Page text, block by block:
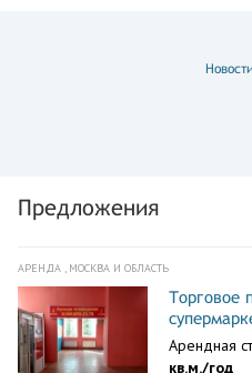
Предложения
АРЕНДА , МОСКВА И ОБЛАСТЬ
Торговое
Арендная
кв.м./год